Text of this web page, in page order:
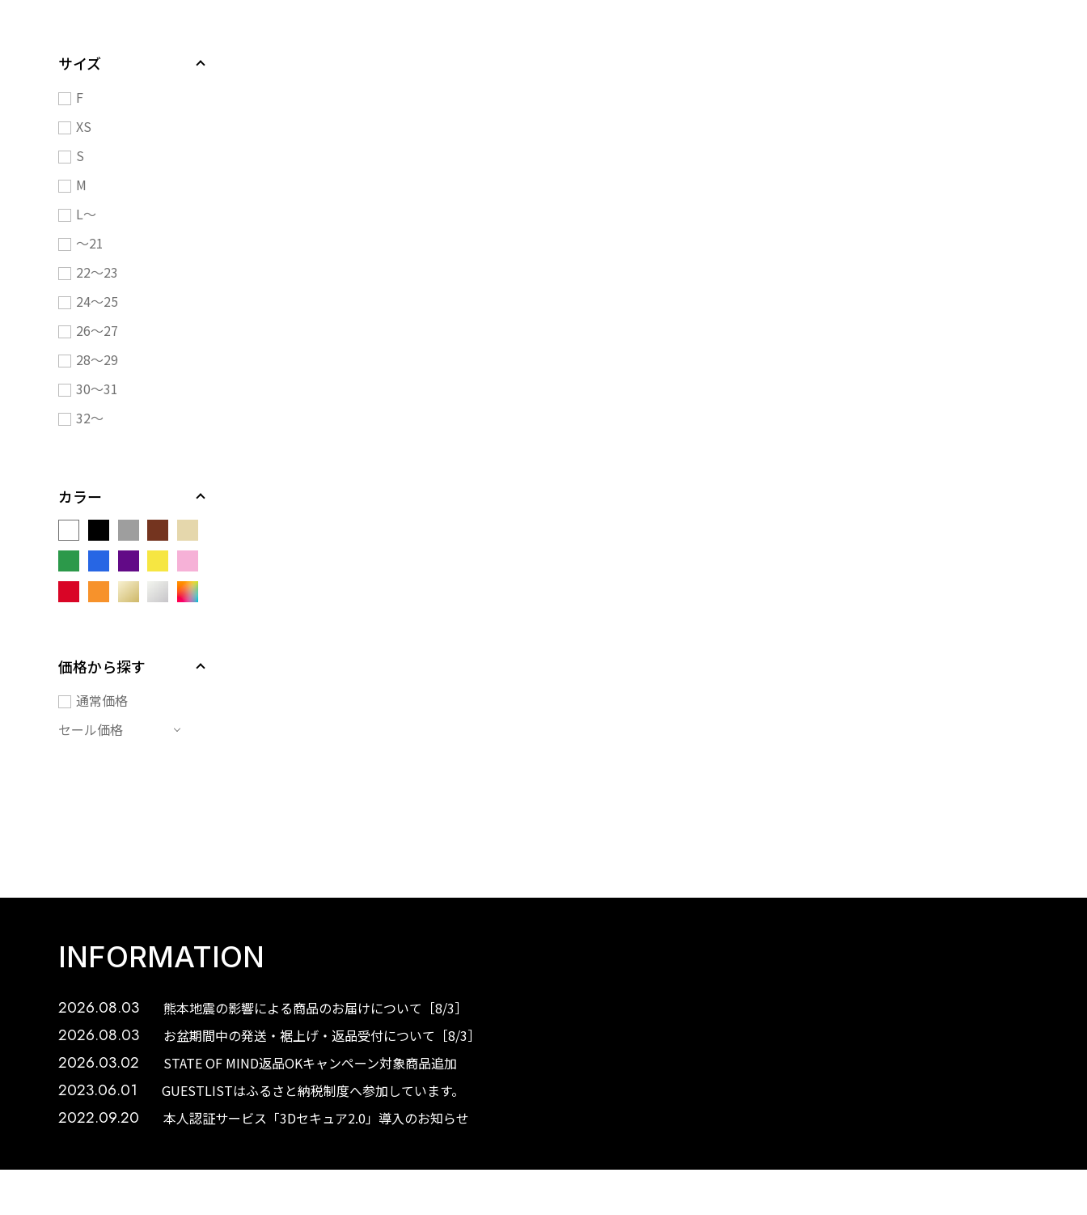
サイズ
F
XS
S
M
L～
～21
22～23
24～25
26～27
28～29
30～31
32～
カラー
価格から探す
通常価格
セール価格
INFORMATION
2026.08.03 熊本地震の影響による商品のお届けについて［8/3］
2026.08.03 お盆期間中の発送・裾上げ・返品受付について［8/3］
2026.03.02 STATE OF MIND返品OKキャンペーン対象商品追加
2023.06.01 GUESTLISTはふるさと納税制度へ参加しています。
2022.09.20 本人認証サービス「3Dセキュア2.0」導入のお知らせ